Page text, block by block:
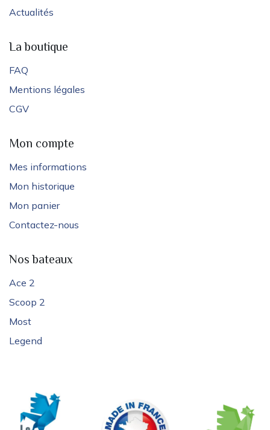
Actualités
La boutique
FAQ
Mentions légales
CGV
Mon compte
Mes informations
Mon historique
Mon panier
Contactez-nous
Nos bateaux
Ace 2
Scoop 2
Most
Legend